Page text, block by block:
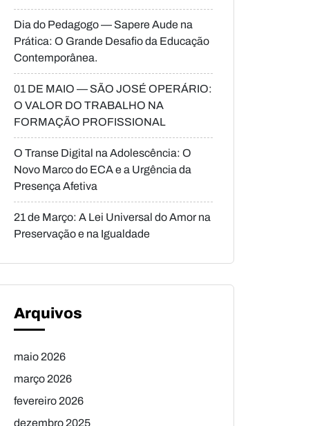
Dia do Pedagogo — Sapere Aude na
Prática: O Grande Desafio da Educação
Contemporânea.
01 DE MAIO — SÃO JOSÉ OPERÁRIO:
O VALOR DO TRABALHO NA
FORMAÇÃO PROFISSIONAL
O Transe Digital na Adolescência: O
Novo Marco do ECA e a Urgência da
Presença Afetiva
21 de Março: A Lei Universal do Amor na
Preservação e na Igualdade
Arquivos
maio 2026
março 2026
fevereiro 2026
dezembro 2025